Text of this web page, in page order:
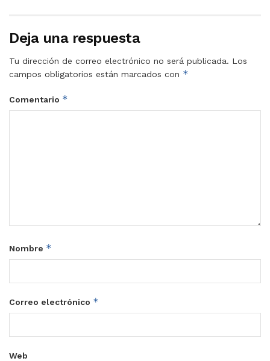
Deja una respuesta
Tu dirección de correo electrónico no será publicada. Los
campos obligatorios están marcados con *
Comentario *
Nombre *
Correo electrónico *
Web